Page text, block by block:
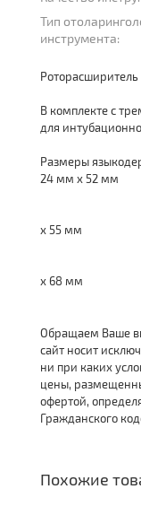
Тип
инструмента:
Роторасширитель
В комплекте с
для
Размеры
24 мм х 52 мм
Длина 152
х 55 мм
Длина 152
х 68 мм
Обращаем Ваше
сайт носит
ни при каких
цены,
офертой,
Гражданского
Похожие